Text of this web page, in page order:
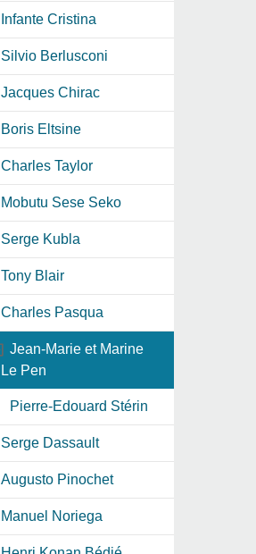
Infante Cristina
Silvio Berlusconi
Jacques Chirac
Boris Eltsine
Charles Taylor
Mobutu Sese Seko
Serge Kubla
Tony Blair
Charles Pasqua
Jean-Marie et Marine
Le Pen
Pierre-Edouard Stérin
Serge Dassault
Augusto Pinochet
Manuel Noriega